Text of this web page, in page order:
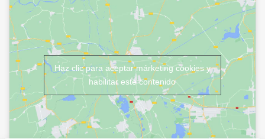
Haz clic para aceptar márketing cookies y
habilitar este contenido